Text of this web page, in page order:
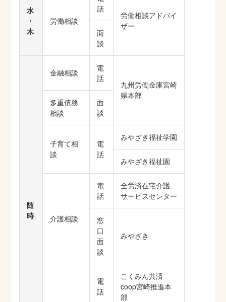
水
・
木
労働相談
話
労働相談アドバイ
ザー
面
談
随
時
金融相談
電
話
九州労働金庫宮崎
県本部
多重債務
相談
面
談
子育て相
談
電
話
みやざき福祉学園
みやざき福祉園
介護相談
電
話
全労済在宅介護
サービスセンター
窓
口
面
談
みやざき
電
話
こくみん共済
coop宮崎推進本
部